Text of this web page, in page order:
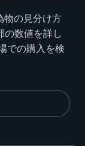
物の見分け方
の数値を詳し
での購入を検